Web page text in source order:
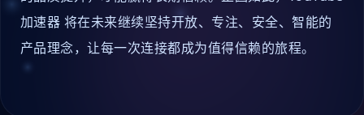
加速器 将在未来继续坚持开放、专注、安全、智能的
产品理念，让每一次连接都成为值得信赖的旅程。